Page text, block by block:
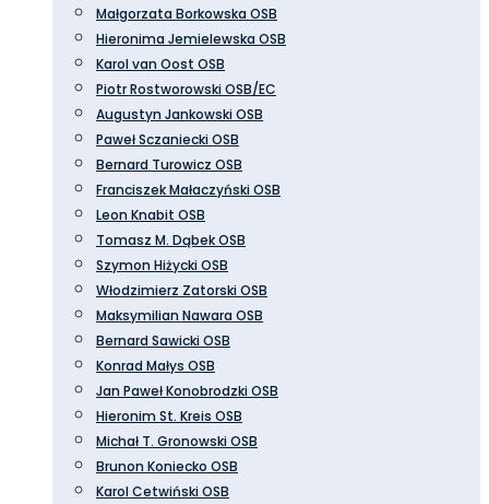
Małgorzata Borkowska OSB
Hieronima Jemielewska OSB
Karol van Oost OSB
Piotr Rostworowski OSB/EC
Augustyn Jankowski OSB
Paweł Sczaniecki OSB
Bernard Turowicz OSB
Franciszek Małaczyński OSB
Leon Knabit OSB
Tomasz M. Dąbek OSB
Szymon Hiżycki OSB
Włodzimierz Zatorski OSB
Maksymilian Nawara OSB
Bernard Sawicki OSB
Konrad Małys OSB
Jan Paweł Konobrodzki OSB
Hieronim St. Kreis OSB
Michał T. Gronowski OSB
Brunon Koniecko OSB
Karol Cetwiński OSB